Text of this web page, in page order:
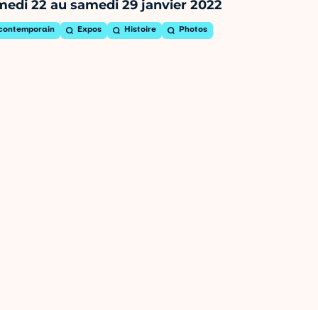
22 au samedi 29 janvier 2022
Expos Histoire Photos